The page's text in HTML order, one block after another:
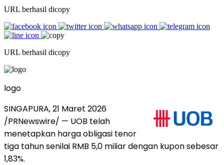
URL berhasil dicopy
URL berhasil dicopy
logo
SINGAPURA, 21 Maret 2026
/PRNewswire/ — UOB telah
menetapkan harga obligasi tenor
tiga tahun senilai RMB 5,0 miliar dengan kupon sebesar
1,83%.